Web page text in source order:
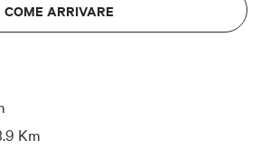
COME ARRIVARE
Km